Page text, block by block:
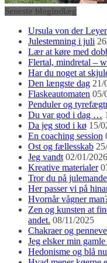
Seneste blogindlæg
Ursula von der
Julestemning i juli
Lær at køre med
Flertal, mindretal –
Har du noget at
Den længste dag 21/
Flaskeautomaten 05/
Penduler og
Du var god i dag …
Da jeg stod i kø 15/
En coaching session
Ost og fællesskab
Jeg vandt 02/01/2026
Kreative materialer
Tror du på
Her passer vi på
Hvornår vågner
Zen og kunsten at
andet. 08/11/2025
Chakraer og
Jeg elsker min
Hedonisme og blå